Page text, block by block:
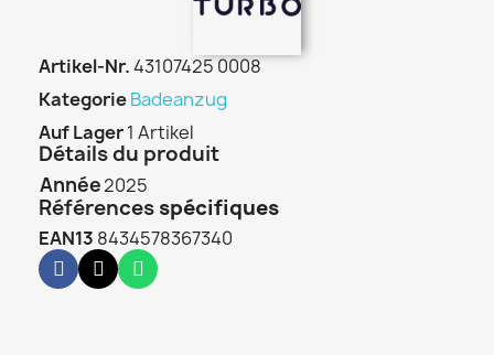
Artikel-Nr.43107425 0008
KategorieBadeanzug
Auf Lager1 Artikel
Détails du produit
Année2025
Références spécifiques
EAN13 8434578367340